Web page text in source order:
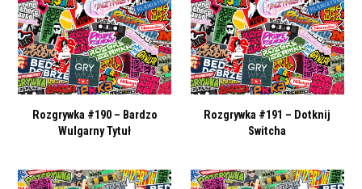
Rozgrywka #190 – Bardzo
Wulgarny Tytuł
Rozgrywka #191 – Dotknij
Switcha